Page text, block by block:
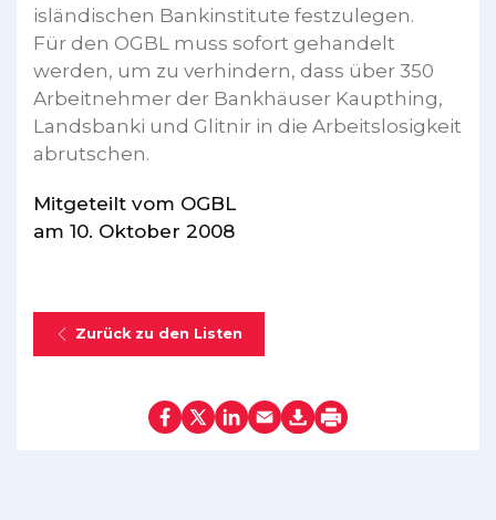
isländischen Bankinstitute festzulegen.
Für den OGBL muss sofort gehandelt
werden, um zu verhindern, dass über 350
Arbeitnehmer der Bankhäuser Kaupthing,
Landsbanki und Glitnir in die Arbeitslosigkeit
abrutschen.
Mitgeteilt vom OGBL
am 10. Oktober 2008
Zurück zu den Listen